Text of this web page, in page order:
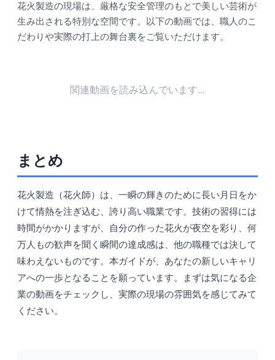
花火製造の現場は、厳格な安全管理のもとで美しい芸術が
生み出される特別な空間です。以下の動画では、職人のこ
だわりや実際の打上の舞台裏をご覧いただけます。
関連動画を読み込んでいます...
まとめ
花火製造（花火師）は、一瞬の輝きのために長い月日をか
けて情熱を注ぎ込む、誇り高い職業です。技術の習得には
時間がかかりますが、自分の作った花火が夜空を彩り、何
万人もの歓声を聞く瞬間の達成感は、他の職種では決して
味わえないものです。本ガイドが、あなたの新しいキャリ
アへの一歩となることを願っています。まずは気になる企
業の動画をチェックし、実際の現場の雰囲気を感じてみて
ください。